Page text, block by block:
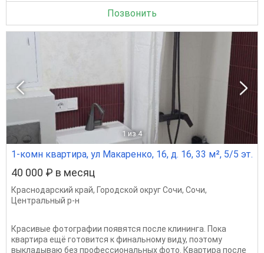
Позвонить
1 из 4
1-комн квартира, ул Макаренко, 16, д. 16, 33 м², 5/5 эт.
40 000 ₽ в месяц
Краснодарский край, Городской округ Сочи, Сочи,
Центральный р-н
Красивые фотографии появятся после клининга. Пока
квартира ещё готовится к финальному виду, поэтому
выкладываю без профессиональных фото. Квартира после